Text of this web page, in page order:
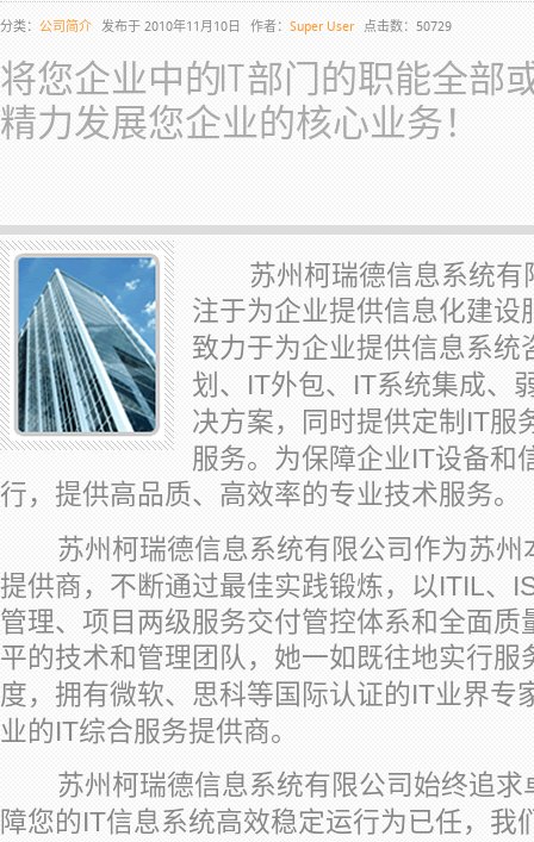
分类： 公司简介 发布于 2010年11月10日 作者： Super User 点击数：50729
将您企业中的IT部门的职能全部
精力发展您企业的核心业务！
苏州柯瑞德信息系统有
注于为企业提供信息化建设
致力于为企业提供信息系统
划、 IT外包、 IT系统集成、
决方案，同时提供定制 IT服
服务。为保障企业IT设备和
行，提供高品质、高效率的专业技术服务。
苏州柯瑞德信息系统有限公司作为苏州
提供商，不断通过最佳实践锻炼，以ITIL、
管理、项目两级服务交付管控体系和全面质
平的技术和管理团队，她一如既往地实行服
度，拥有微软、思科等国际认证的IT业界专
业的IT综合服务提供商。
苏州柯瑞德信息系统有限公司始终追求
障您的IT信息系统高效稳定运行为已任，我